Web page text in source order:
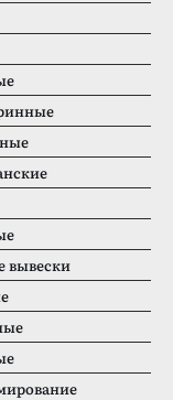
вывески